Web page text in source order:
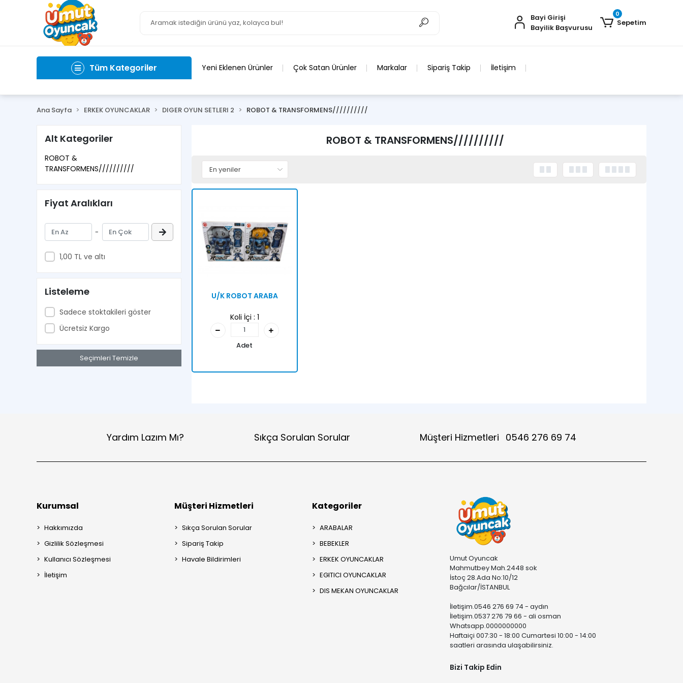
Bayi Girişi
Bayilik Başvurusu
0
Sepetim
Tüm Kategoriler Yeni Eklenen Ürünler Çok Satan Ürünler Markalar Sipariş Takip İletişim
Ana Sayfa ERKEK OYUNCAKLAR DIGER OYUN SETLERI 2 ROBOT & TRANSFORMENS//////////
Alt Kategoriler
ROBOT &
TRANSFORMENS//////////
Fiyat Aralıkları
-
1,00 TL ve altı
Listeleme
Sadece stoktakileri göster
Ücretsiz Kargo
Seçimleri Temizle
ROBOT & TRANSFORMENS//////////
U/K ROBOT ARABA
Koli İçi : 1
Adet
Yardım Lazım Mı? Sıkça Sorulan Sorular Müşteri Hizmetleri 0546 276 69 74
Kurumsal
Hakkımızda
Gizlilik Sözleşmesi
Kullanıcı Sözleşmesi
İletişim
Müşteri Hizmetleri
Sıkça Sorulan Sorular
Sipariş Takip
Havale Bildirimleri
Kategoriler
ARABALAR
BEBEKLER
ERKEK OYUNCAKLAR
EGITICI OYUNCAKLAR
DIS MEKAN OYUNCAKLAR
Umut Oyuncak
Mahmutbey Mah.2448 sok
İstoç 28.Ada No:10/12
Bağcılar/İSTANBUL
İletişim.0546 276 69 74 - aydın
İletişim.0537 276 79 66 - ali osman
Whatsapp.0000000000
Haftaiçi 007:30 - 18:00 Cumartesi 10:00 - 14:00
saatleri arasında ulaşabilirsiniz.
Bizi Takip Edin